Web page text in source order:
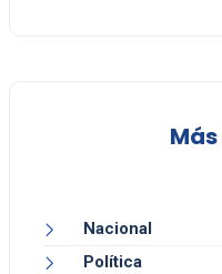
Nacional
Política